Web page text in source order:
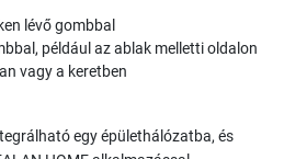
lévő gombbal
például az ablak melletti oldalon
vagy a keretben
egy épülethálózatba, és